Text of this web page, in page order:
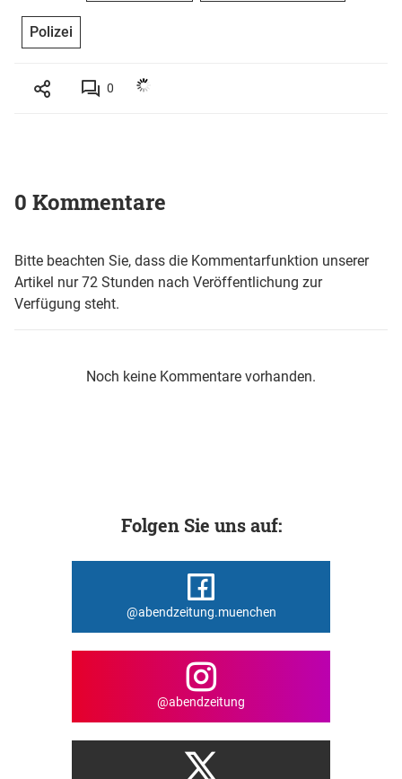
Polizei
0
0 Kommentare
Bitte beachten Sie, dass die Kommentarfunktion unserer
Artikel nur 72 Stunden nach Veröffentlichung zur
Verfügung steht.
Noch keine Kommentare vorhanden.
Folgen Sie uns auf:
@abendzeitung.muenchen
@abendzeitung